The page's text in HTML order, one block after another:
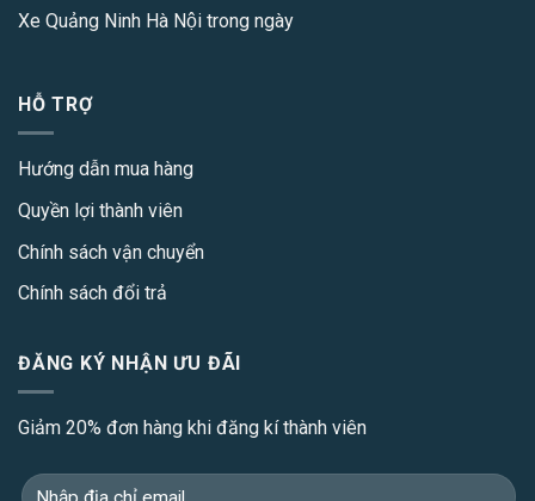
Xe Quảng Ninh Hà Nội trong ngày
HỖ TRỢ
Hướng dẫn mua hàng
Quyền lợi thành viên
Chính sách vận chuyển
Chính sách đổi trả
ĐĂNG KÝ NHẬN ƯU ĐÃI
Giảm 20% đơn hàng khi đăng kí thành viên